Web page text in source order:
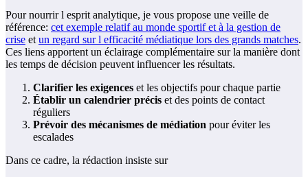
Pour nourrir l esprit analytique, je vous propose une veille de
référence: cet exemple relatif au monde sportif et à la gestion de
crise et un regard sur l efficacité médiatique lors des grands matches.
Ces liens apportent un éclairage complémentaire sur la manière dont
les temps de décision peuvent influencer les résultats.
Clarifier les exigences et les objectifs pour chaque partie
Établir un calendrier précis et des points de contact
réguliers
Prévoir des mécanismes de médiation pour éviter les
escalades
Dans ce cadre, la rédaction insiste sur